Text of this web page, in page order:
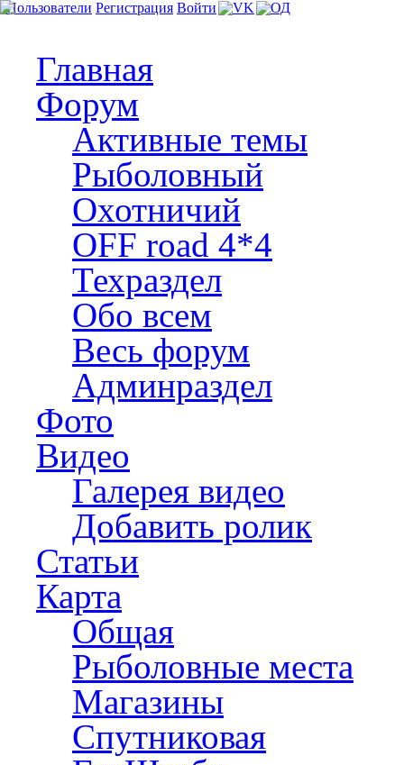
Пользователи Регистрация Войти
Главная
Форум
Активные темы
Рыболовный
Охотничий
OFF road 4*4
Техраздел
Обо всем
Весь форум
Админраздел
Фото
Видео
Галерея видео
Добавить ролик
Статьи
Карта
Общая
Рыболовные места
Магазины
Спутниковая